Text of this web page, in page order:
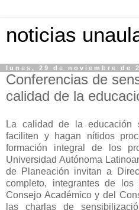
noticias
lunes, 29 de noviembre de
Conferencias de
calidad de la
La calidad de la educación
faciliten y hagan nítidos
formación integral de los
Universidad Autónoma
de Planeación invitan a
completo, integrantes de
Consejo Académico y del
las charlas de